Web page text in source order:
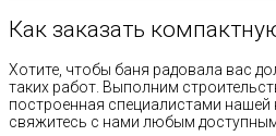
Как заказать
Хотите, чтобы баня радовала вас
таких работ. Выполним
построенная специалистами нашей
свяжитесь с нами любым